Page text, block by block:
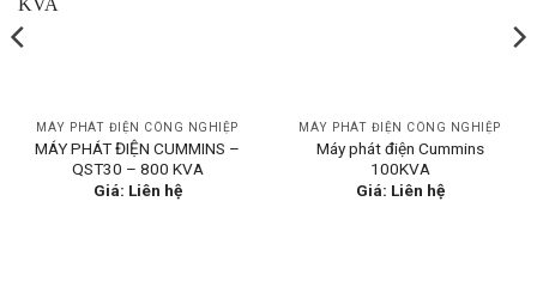
MÁY PHÁT ĐIỆN CÔNG NGHIỆP
MÁY PHÁT ĐIỆN CUMMINS –
QST30 – 800 KVA
Giá: Liên hệ
MÁY PHÁT ĐIỆN CÔNG NGHIỆP
Máy phát điện Cummins
100KVA
Giá: Liên hệ